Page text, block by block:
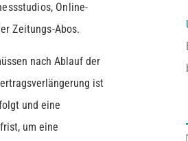
Online-
Zeitungs-Abos.
nach Ablauf der
ist
und eine
um eine